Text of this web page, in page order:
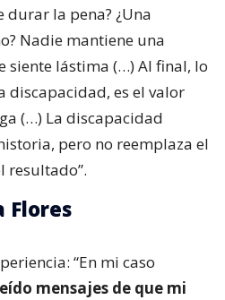
durar la pena? ¿Una
Nadie mantiene una
siente lástima (…) Al final, lo
discapacidad, es el valor
(…) La discapacidad
pero no reemplaza el
resultado”.
Flores
“En mi caso
mensajes de que mi